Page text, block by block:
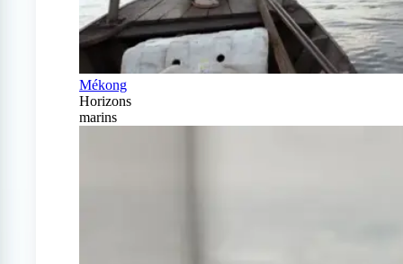
Mékong
Horizons
marins